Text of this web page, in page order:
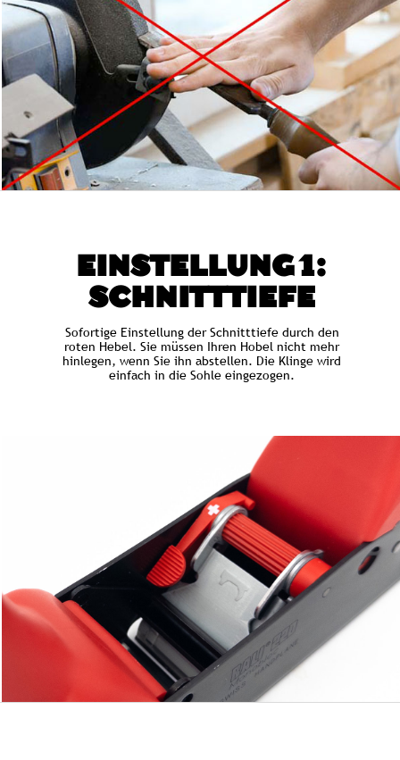
EINSTELLUNG 1:
SCHNITTTIEFE
Sofortige Einstellung der Schnitttiefe durch den
roten Hebel. Sie müssen Ihren Hobel nicht mehr
hinlegen, wenn Sie ihn abstellen. Die Klinge wird
einfach in die Sohle eingezogen.